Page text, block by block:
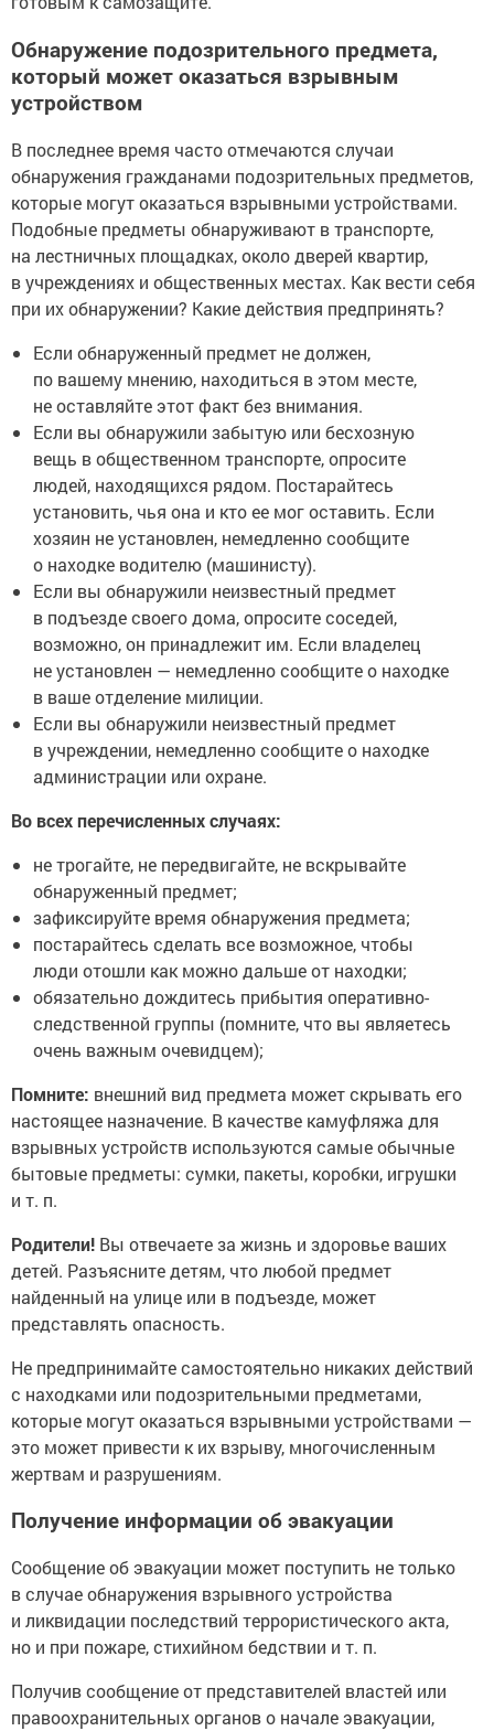
Обнаружение подозрительного предмета,
который может оказаться взрывным
устройством
В последнее время часто отмечаются случаи
обнаружения гражданами подозрительных предметов,
которые могут оказаться взрывными устройствами.
Подобные предметы обнаруживают в транспорте,
на лестничных площадках, около дверей квартир,
в учреждениях и общественных местах. Как вести себя
при их обнаружении? Какие действия предпринять?
Если обнаруженный предмет не должен,
по вашему мнению, находиться в этом месте,
не оставляйте этот факт без внимания.
Если вы обнаружили забытую или бесхозную
вещь в общественном транспорте, опросите
людей, находящихся рядом. Постарайтесь
установить, чья она и кто ее мог оставить. Если
хозяин не установлен, немедленно сообщите
о находке водителю (машинисту).
Если вы обнаружили неизвестный предмет
в подъезде своего дома, опросите соседей,
возможно, он принадлежит им. Если владелец
не установлен — немедленно сообщите о находке
в ваше отделение милиции.
Если вы обнаружили неизвестный предмет
в учреждении, немедленно сообщите о находке
администрации или охране.
Во всех перечисленных случаях:
не трогайте, не передвигайте, не вскрывайте
обнаруженный предмет;
зафиксируйте время обнаружения предмета;
постарайтесь сделать все возможное, чтобы
люди отошли как можно дальше от находки;
обязательно дождитесь прибытия оперативно-
следственной группы (помните, что вы являетесь
очень важным очевидцем);
Помните: внешний вид предмета может скрывать его
настоящее назначение. В качестве камуфляжа для
взрывных устройств используются самые обычные
бытовые предметы: сумки, пакеты, коробки, игрушки
и т. п.
Родители! Вы отвечаете за жизнь и здоровье ваших
детей. Разъясните детям, что любой предмет
найденный на улице или в подъезде, может
представлять опасность.
Не предпринимайте самостоятельно никаких действий
с находками или подозрительными предметами,
которые могут оказаться взрывными устройствами —
это может привести к их взрыву, многочисленным
жертвам и разрушениям.
Получение информации об эвакуации
Сообщение об эвакуации может поступить не только
в случае обнаружения взрывного устройства
и ликвидации последствий террористического акта,
но и при пожаре, стихийном бедствии и т. п.
Получив сообщение от представителей властей или
правоохранительных органов о начале эвакуации,